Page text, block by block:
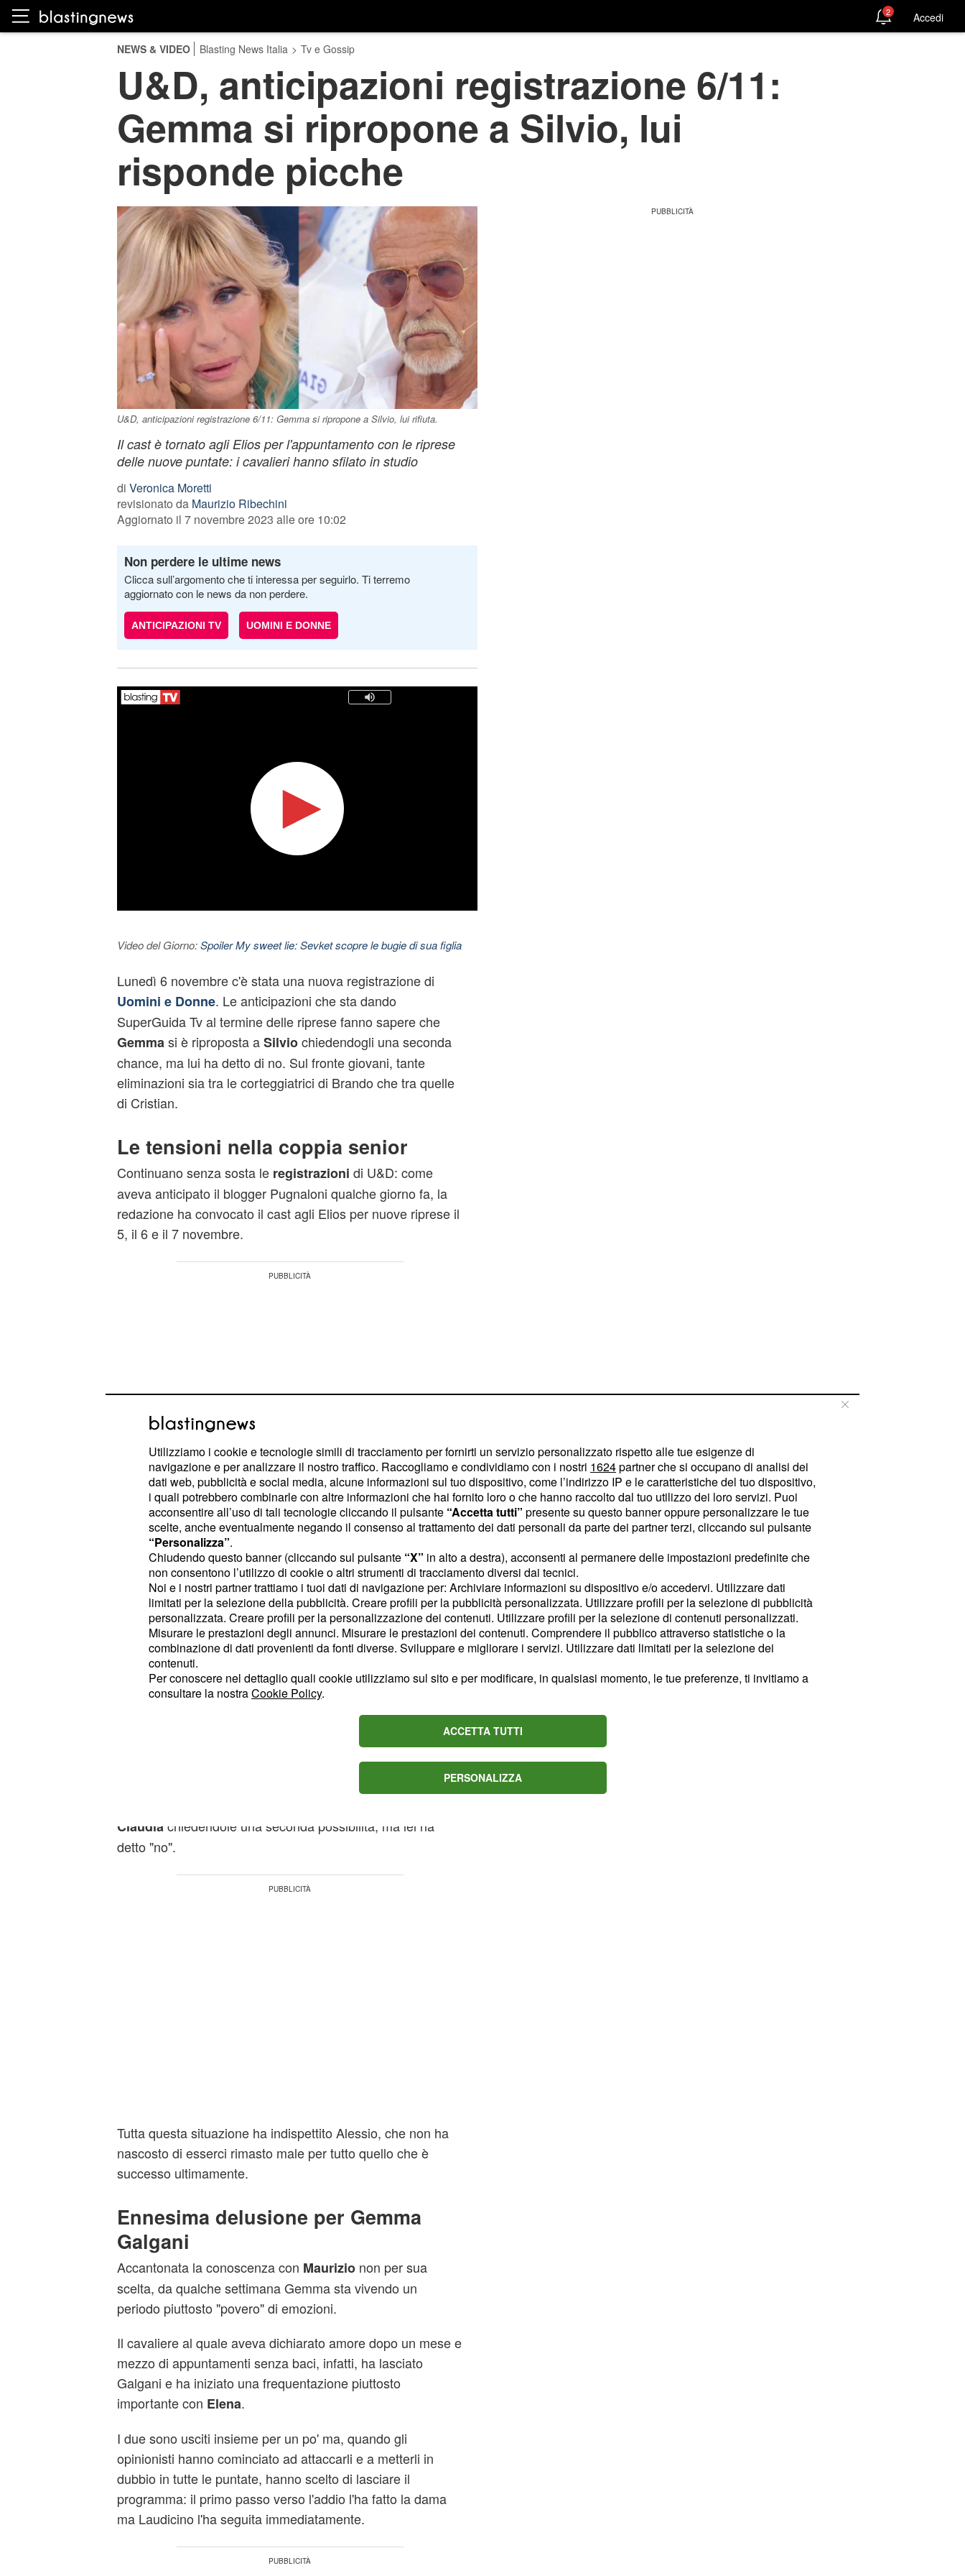
2 Accedi
NEWS & VIDEO Blasting News Italia > Tv e Gossip
U&D, anticipazioni registrazione 6/11:
Gemma si ripropone a Silvio, lui
risponde picche
U&D, anticipazioni registrazione 6/11: Gemma si ripropone a Silvio, lui rifiuta.
Il cast è tornato agli Elios per l'appuntamento con le riprese
delle nuove puntate: i cavalieri hanno sfilato in studio
di Veronica Moretti
revisionato da Maurizio Ribechini
Aggiornato il 7 novembre 2023 alle ore 10:02
Non perdere le ultime news
Clicca sull’argomento che ti interessa per seguirlo. Ti terremo
aggiornato con le news da non perdere.
ANTICIPAZIONI TV UOMINI E DONNE
Video del Giorno:Spoiler My sweet lie: Sevket scopre le bugie di sua figlia
Lunedì 6 novembre c'è stata una nuova registrazione di
Uomini e Donne. Le anticipazioni che sta dando
SuperGuida Tv al termine delle riprese fanno sapere che
Gemma si è riproposta aSilviochiedendogli una seconda
chance, ma lui ha detto di no. Sul fronte giovani, tante
eliminazioni sia tra le corteggiatrici di Brando che tra quelle
di Cristian.
Le tensioni nella coppia senior
Continuano senza sosta le registrazioni di U&D: come
aveva anticipato il blogger Pugnaloni qualche giorno fa, la
redazione ha convocato il cast agli Elios per nuove riprese il
5, il 6 e il 7 novembre.
Tra i protagonisti di questo periodo ci sonoAlessio e Claudia
che hanno litigato per diverse incomprensioni
rapporto che lei ha mantenuto con l'ex fidanzato.
Dopo un'iniziale indecisione dell'uomo (che per qualche
settimana ha frequentato anche Barbara), questa
conoscenza sembrava procedere nel migliore dei modi, tra
baci appassionati in studio e il "no" di entrambi alle uscite
con altre persone.
e a mettersi in dubbio
Claudia chiedendole una seconda possibilità, ma lei ha
detto "no".
Tutta questa situazione ha indispettito Alessio, che non ha
nascosto di esserci rimasto male per tutto quello che è
successo ultimamente.
Ennesima delusione per Gemma
Galgani
Accantonata la conoscenza con Maurizionon per sua
scelta, da qualche settimana Gemma sta vivendo un
periodo piuttosto "povero" di emozioni.
Il cavaliere al quale aveva dichiarato amore dopo un mese e
mezzo di appuntamenti senza baci, infatti, ha lasciato
Galgani e ha iniziato una frequentazione piuttosto
importante con Elena.
I due sono usciti insieme per un po' ma, quando gli
opinionisti hanno cominciato ad attaccarli e a metterli in
dubbio in tutte le puntate, hanno scelto di lasciare il
programma: il primo passo verso l'addio l'ha fatto la dama
ma Laudicino l'ha seguita immediatamente.
Utilizziamo i cookie e tecnologie simili di tracciamento per fornirti un servizio personalizzato rispetto alle tue esigenze di
navigazione e per analizzare il nostro traffico. Raccogliamo e condividiamo con i nostri 1624partner che si occupano di analisi dei
dati web, pubblicità e social media, alcune informazioni sul tuo dispositivo, come l’indirizzo IP e le caratteristiche del tuo dispositivo,
i quali potrebbero combinarle con altre informazioni che hai fornito loro o che hanno raccolto dal tuo utilizzo dei loro servizi. Puoi
acconsentire all’uso di tali tecnologie cliccando il pulsante “Accetta tutti” presente su questo banner oppure personalizzare le tue
scelte, anche eventualmente negando il consenso al trattamento dei dati personali da parte dei partner terzi, cliccando sul pulsante
“Personalizza”.
Chiudendo questo banner (cliccando sul pulsante “X” in alto a destra), acconsenti al permanere delle impostazioni predefinite che
non consentono l’utilizzo di cookie o altri strumenti di tracciamento diversi dai tecnici.
Noi e i nostri partner trattiamo i tuoi dati di navigazione per: Archiviare informazioni su dispositivo e/o accedervi. Utilizzare dati
limitati per la selezione della pubblicità. Creare profili per la pubblicità personalizzata. Utilizzare profili per la selezione di pubblicità
personalizzata. Creare profili per la personalizzazione dei contenuti. Utilizzare profili per la selezione di contenuti personalizzati.
Misurare le prestazioni degli annunci. Misurare le prestazioni dei contenuti. Comprendere il pubblico attraverso statistiche o la
combinazione di dati provenienti da fonti diverse. Sviluppare e migliorare i servizi. Utilizzare dati limitati per la selezione dei
contenuti.
Per conoscere nel dettaglio quali cookie utilizziamo sul sito e per modificare, in qualsiasi momento, le tue preferenze, ti invitiamo a
consultare la nostraCookie Policy.
ACCETTA TUTTI
PERSONALIZZA